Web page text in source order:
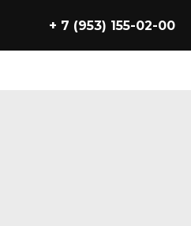
+ 7 (953) 155-02-00